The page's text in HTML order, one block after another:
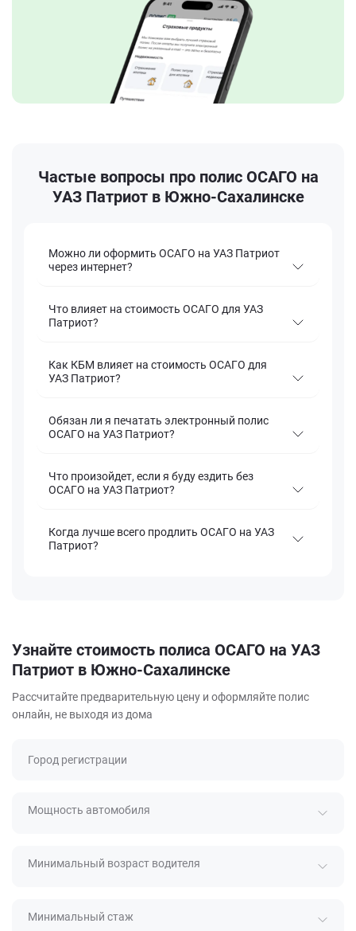
Частые вопросы про полис ОСАГО на
УАЗ Патриот в Южно-Сахалинске
Можно ли оформить ОСАГО на УАЗ Патриот
через интернет?
Что влияет на стоимость ОСАГО для УАЗ
Патриот?
Как КБМ влияет на стоимость ОСАГО для
УАЗ Патриот?
Обязан ли я печатать электронный полис
ОСАГО на УАЗ Патриот?
Что произойдет, если я буду ездить без
ОСАГО на УАЗ Патриот?
Когда лучше всего продлить ОСАГО на УАЗ
Патриот?
Узнайте стоимость полиса ОСАГО на УАЗ
Патриот в Южно-Сахалинске
Рассчитайте предварительную цену и оформляйте полис
онлайн, не выходя из дома
Город регистрации
Мощность автомобиля
Минимальный возраст водителя
Минимальный стаж